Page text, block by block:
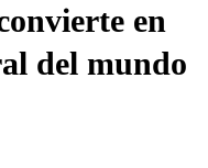
en
del mundo